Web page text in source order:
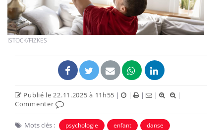
ISTOCK/FIZKES
Publié le 22.11.2025 à 11h55 | | | |
|
Commenter
Mots clés : psychologie enfant danse